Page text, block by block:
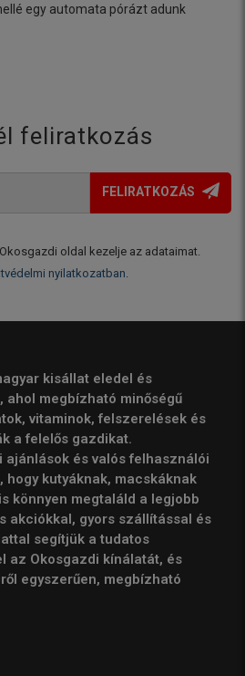
egy automata pórázt adunk
feliratkozás
FELIRATKOZÁS
oldal kezelje az adataimat.
nyilatkozatban.
kisállat eledel és
megbízható minőségű
vitaminok, felszerelések és
a felelős gazdikat.
ajánlások és valós felhasználói
hogy kutyáknak, macskáknak
könnyen megtaláld a legjobb
akciókkal, gyors szállítással és
segítjük a tudatos
az Okosgazdi kínálatát, és
egyszerűen, megbízható